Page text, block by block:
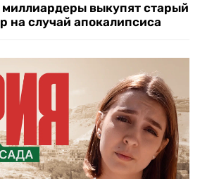
выкупят старый
на случай апокалипсиса